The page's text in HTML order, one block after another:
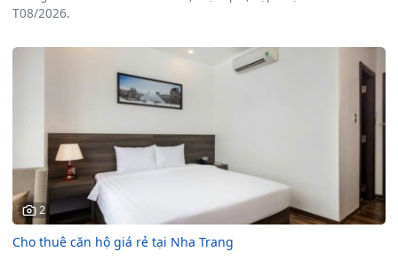
T08/2026.
2
Cho thuê căn hộ giá rẻ tại Nha Trang